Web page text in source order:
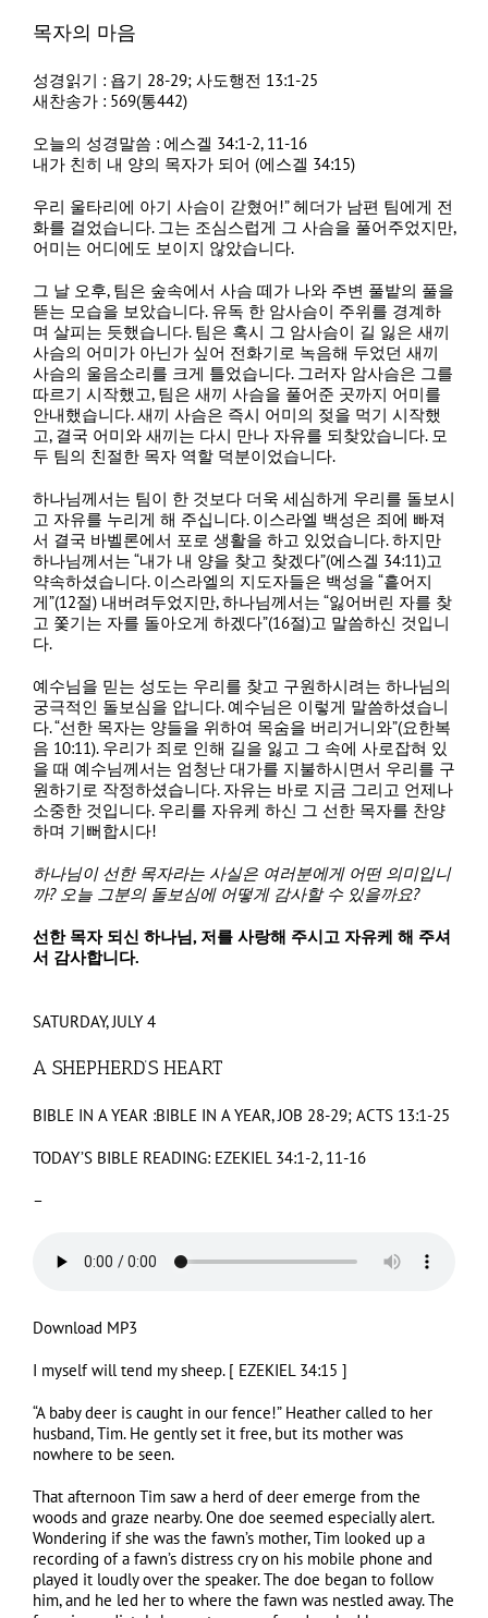
목자의 마음
성경읽기 : 욥기 28-29; 사도행전 13:1-25
새찬송가 : 569(통442)
오늘의 성경말씀 : 에스겔 34:1-2, 11-16
내가 친히 내 양의 목자가 되어 (에스겔 34:15)
우리 울타리에 아기 사슴이 갇혔어!” 헤더가 남편 팀에게 전
화를 걸었습니다. 그는 조심스럽게 그 사슴을 풀어주었지만,
어미는 어디에도 보이지 않았습니다.
그 날 오후, 팀은 숲속에서 사슴 떼가 나와 주변 풀밭의 풀을
뜯는 모습을 보았습니다. 유독 한 암사슴이 주위를 경계하
며 살피는 듯했습니다. 팀은 혹시 그 암사슴이 길 잃은 새끼
사슴의 어미가 아닌가 싶어 전화기로 녹음해 두었던 새끼
사슴의 울음소리를 크게 틀었습니다. 그러자 암사슴은 그를
따르기 시작했고, 팀은 새끼 사슴을 풀어준 곳까지 어미를
안내했습니다. 새끼 사슴은 즉시 어미의 젖을 먹기 시작했
고, 결국 어미와 새끼는 다시 만나 자유를 되찾았습니다. 모
두 팀의 친절한 목자 역할 덕분이었습니다.
하나님께서는 팀이 한 것보다 더욱 세심하게 우리를 돌보시
고 자유를 누리게 해 주십니다. 이스라엘 백성은 죄에 빠져
서 결국 바벨론에서 포로 생활을 하고 있었습니다. 하지만
하나님께서는 “내가 내 양을 찾고 찾겠다”(에스겔 34:11)고
약속하셨습니다. 이스라엘의 지도자들은 백성을 “흩어지
게”(12절) 내버려두었지만, 하나님께서는 “잃어버린 자를 찾
고 쫓기는 자를 돌아오게 하겠다”(16절)고 말씀하신 것입니
다.
예수님을 믿는 성도는 우리를 찾고 구원하시려는 하나님의
궁극적인 돌보심을 압니다. 예수님은 이렇게 말씀하셨습니
다. “선한 목자는 양들을 위하여 목숨을 버리거니와”(요한복
음 10:11). 우리가 죄로 인해 길을 잃고 그 속에 사로잡혀 있
을 때 예수님께서는 엄청난 대가를 지불하시면서 우리를 구
원하기로 작정하셨습니다. 자유는 바로 지금 그리고 언제나
소중한 것입니다. 우리를 자유케 하신 그 선한 목자를 찬양
하며 기뻐합시다!
하나님이 선한 목자라는 사실은 여러분에게 어떤 의미입니
까? 오늘 그분의 돌보심에 어떻게 감사할 수 있을까요?
선한 목자 되신 하나님, 저를 사랑해 주시고 자유케 해 주셔
서 감사합니다.
SATURDAY, JULY 4
A SHEPHERD’S HEART
BIBLE IN A YEAR :BIBLE IN A YEAR, JOB 28-29; ACTS 13:1-25
TODAY’S BIBLE READING: EZEKIEL 34:1-2, 11-16
–
Download MP3
I myself will tend my sheep. [ EZEKIEL 34:15 ]
“A baby deer is caught in our fence!” Heather called to her
husband, Tim. He gently set it free, but its mother was
nowhere to be seen.
That afternoon Tim saw a herd of deer emerge from the
woods and graze nearby. One doe seemed especially alert.
Wondering if she was the fawn’s mother, Tim looked up a
recording of a fawn’s distress cry on his mobile phone and
played it loudly over the speaker. The doe began to follow
him, and he led her to where the fawn was nestled away. The